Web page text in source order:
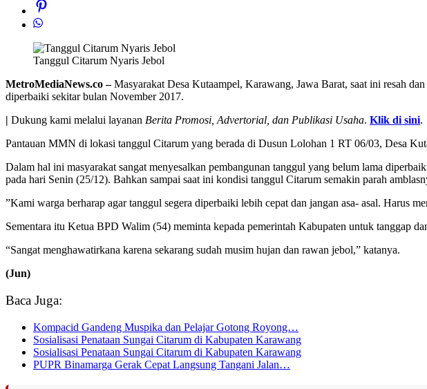
Tanggul Citarum Nyaris Jebol
MetroMediaNews.co –Masyarakat Desa Kutaampel, Karawang, Jawa Barat, saat ini resah
diperbaiki sekitar bulan November 2017.
| Dukung kami melalui layanan Berita Promosi, Advertorial, dan Publikasi Usaha. Klik di sini.
Pantauan MMN di lokasi tanggul Citarum yang berada di Dusun Lolohan 1 RT 06/03, Desa
Dalam hal ini masyarakat sangat menyesalkan pembangunan tanggul yang belum lama
pada hari Senin (25/12). Bahkan sampai saat ini kondisi tanggul Citarum semakin parah
”Kami warga berharap agar tanggul segera diperbaiki lebih cepat dan jangan asa- asal. Harus
Sementara itu Ketua BPD Walim (54) meminta kepada pemerintah Kabupaten untuk tanggap
“Sangat menghawatirkana karena sekarang sudah musim hujan dan rawan jebol,” katanya.
(Jun)
Baca Juga:
Kompacid Gandeng Muspika dan Pelajar Gotong Royong…
Sosialisasi Penataan Sungai Citarum di Kabupaten Karawang
Sosialisasi Penataan Sungai Citarum di Kabupaten Karawang
PUPR Binamarga Gerak Cepat Langsung Tangani Jalan…